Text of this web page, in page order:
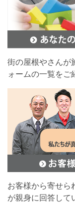
街の屋根やさんが
ォームの一覧をご
お客様から寄せら
が親身に回答して